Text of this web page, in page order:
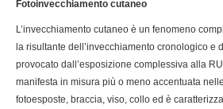
Fotoinvecchiamento cutaneo
L’invecchiamento cutaneo è un fenomeno
la risultante dell’invecchiamento cronologico e
provocato dall’esposizione complessiva alla
manifesta in misura più o meno accentuata
fotoesposte, braccia, viso, collo ed è